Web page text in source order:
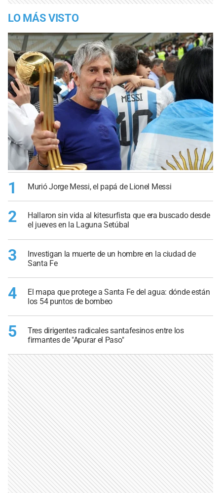
LO MÁS VISTO
1 Murió Jorge Messi, el papá de Lionel Messi
2
Hallaron sin vida al kitesurfista que era buscado desde
el jueves en la Laguna Setúbal
3
Investigan la muerte de un hombre en la ciudad de
Santa Fe
4
El mapa que protege a Santa Fe del agua: dónde están
los 54 puntos de bombeo
5
Tres dirigentes radicales santafesinos entre los
firmantes de "Apurar el Paso"